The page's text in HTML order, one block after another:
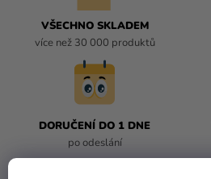
VŠECHNO SKLADEM
více než 30 000 produktů
DORUČENÍ DO 1 DNE
po odeslání